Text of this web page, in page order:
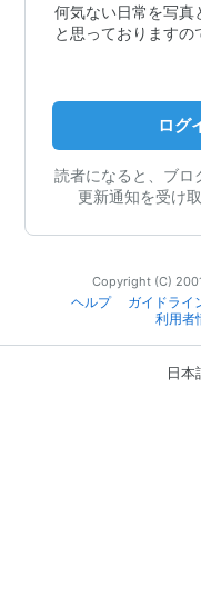
何気ない日常を写真
と思っておりますの
ログ
読者になると、ブロ
更新通知を受け
Copyright (C)
ヘルプ
ガイドライ
利用者
日本